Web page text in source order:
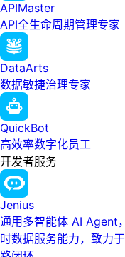
APIMaster
API全生命周期管理专家
DataArts
数据敏捷治理专家
QuickBot
高效率数字化员工
开发者服务
Jenius
通用多智能体 AI Agent
时数据服务能力，致力